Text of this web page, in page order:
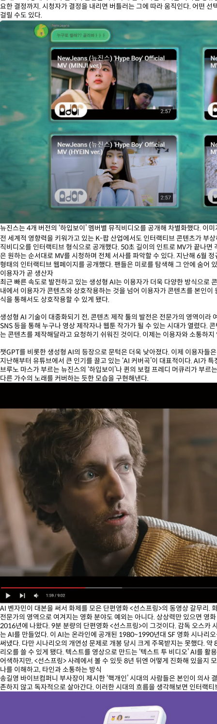
요한 결정까지. 시청자가 결정을 내리면 버틀러는 그에 따라 움직인다. 어떤
걸릴 수도 있다.
뉴진스는 4개 버전의 ‘하입보이’ 멤버별 뮤직비디오를 공개해 차별화했다. 이미
전 세계적 영향력을 키워가고 있는 K-팝 산업에서도 인터랙티브 콘텐츠가 부
직비디오를 인터랙티브 형식으로 공개했다. 50초 길이의 인트로 MV가 끝나
은 원하는 순서대로 MV를 시청하며 전체 서사를 파악할 수 있다. 지난해 6월
형태의 인터랙티브 웹페이지를 공개했다. 팬들은 미로를 탐색해 그 안에 숨어
이용자가 곧 생산자
최근 빠른 속도로 발전하고 있는 생성형 AI는 이용자가 더욱 다양한 방식으로
내에서 이용자가 콘텐츠와 상호작용하는 것을 넘어 이용자가 콘텐츠를 본인
식을 통해서도 상호작용할 수 있게 됐다.
생성형 AI 기술이 대중화되기 전, 콘텐츠 제작 툴의 발전은 전문가의 영역이라
SNS 등을 통해 누구나 영상 제작자나 웹툰 작가가 될 수 있는 시대가 열렸다.
는 콘텐츠를 제작해달라고 요청하기 쉬워진 것이다. 이제는 이용자와 소통하
챗GPT를 비롯한 생성형 AI의 등장으로 문턱은 더욱 낮아졌다. 이제 이용자들
지난해부터 유튜브에서 큰 인기를 끌고 있는 ‘AI 커버곡’이 대표적이다. AI가
브루노 마스가 부르는 뉴진스의 ‘하입보이’나 퀸의 보컬 프레디 머큐리가 부르
다른 가수의 노래를 커버하는 듯한 모습을 구현해낸다.
AI 벤자민이 대본을 써서 화제를 모은 단편영화 <선스프링>의 동영상 갈무리.
전문가의 영역으로 여겨지는 영화 분야도 예외는 아니다. 상상력만 있으면 영
2016년에 나왔다. 9분 분량의 단편영화 <선스프링>이 그것이다. 감독 오스카
는 AI를 만들었다. 이 AI는 온라인에 공개된 1980~1990년대 SF 영화 시나리
써냈다. 다만 시나리오의 개연성 문제로 개봉 당시 크게 주목받지는 못했다.
리오를 쓸 수 있게 됐다. 텍스트를 영상으로 만드는 ‘텍스트 투 비디오’ AI를
어색하지만, <선스프링> 사례에서 볼 수 있듯 8년 뒤엔 어떻게 진화해 있을지
나를 이해하고, 타인과 소통하는 방식
송길영 바이브컴퍼니 부사장이 제시한 ‘핵개인’ 시대의 사람들은 본인이 의사
존하지 않고 독자적으로 살아간다. 이러한 시대의 흐름을 생각해보면 인터랙